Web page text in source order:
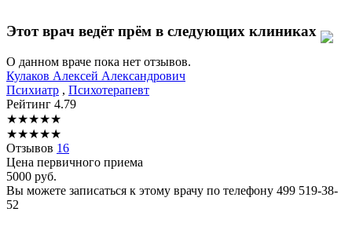
Этот врач ведёт прём в следующих клиниках
О данном враче пока нет отзывов.
Кулаков Алексей Александрович
Психиатр , Психотерапевт
Рейтинг 4.79
★★★★★
★★★★★
Отзывов 16
Цена первичного приема
5000 руб.
Вы можете записаться к этому врачу по телефону 499 519-38-
52